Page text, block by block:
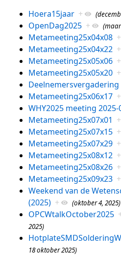
Hoera15jaar +
OpenDag2025 +
Metameeting25x04x08 +
Metameeting25x04x22 +
Metameeting25x05x06 +
Metameeting25x05x20 +
Deelnemersvergadering
Metameeting25x06x17 +
WHY2025 meeting 2025-
Metameeting25x07x01 +
Metameeting25x07x15 +
Metameeting25x07x29 +
Metameeting25x08x12 +
Metameeting25x08x26 +
Metameeting25x09x23 +
Weekend van de
(2025) + (oktober 4, 2025)
OPCWtalkOctober2025
2025)
18 oktober 2025)